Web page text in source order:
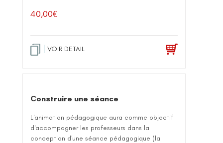
40,00€
VOIR DETAIL
Construire une séance
L'animation pédagogique aura comme objectif
d'accompagner les professeurs dans la
conception d'une séance pédagogique (la